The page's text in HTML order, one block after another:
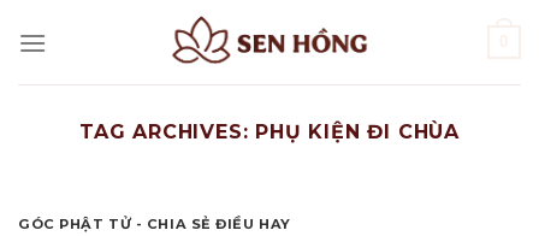
TAG ARCHIVES: PHỤ KIỆN ĐI CHÙA
GÓC PHẬT TỬ - CHIA SẺ ĐIỀU HAY